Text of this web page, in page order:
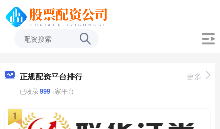
正规配资平台排行
已收录999+家平台
更多